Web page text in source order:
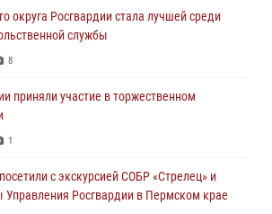
округа Росгвардии стала лучшей среди
службы
8
приняли участие в торжественном
1
с экскурсией СОБР «Стрелец» и
Управления Росгвардии в Пермском крае